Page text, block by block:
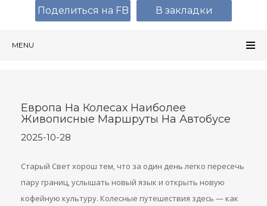
MENU
Европа На Колесах Наиболее
Живописные Маршруты На Автобусе
2025-10-28
Старый Свет хорош тем, что за один день легко пересечь
пару границ, услышать новый язык и открыть новую
кофейную культуру. Колесные путешествия здесь — как
Поделиться на FB В закладки